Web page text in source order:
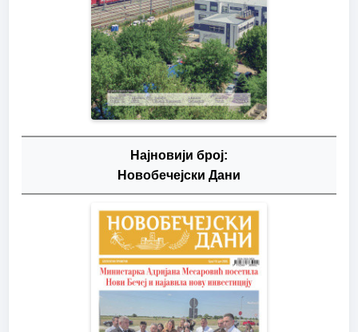
Најновији број:
Новобечејски Дани